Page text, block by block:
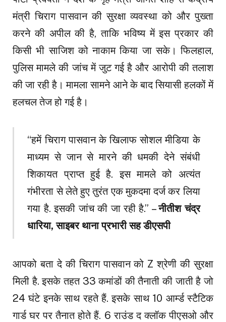
मंत्री चिराग पासवान की सुरक्षा व्यवस्था को और पुख्ता
करने की अपील की है, ताकि भविष्य में इस प्रकार की
किसी भी साजिश को नाकाम किया जा सके। फिलहाल,
पुलिस मामले की जांच में जुट गई है और आरोपी की तलाश
की जा रही है। मामला सामने आने के बाद सियासी हलकों में
हलचल तेज हो गई है।
“हमें चिराग पासवान के खिलाफ सोशल मीडिया के
माध्यम से जान से मारने की धमकी देने संबंधी
शिकायत प्राप्त हुई है. इस मामले को अत्यंत
गंभीरता से लेते हुए तुरंत एक मुकदमा दर्ज कर लिया
गया है. इसकी जांच की जा रही है.” –नीतीश चंद्र
धारिया, साइबर थाना प्रभारी सह डीएसपी
आपको बता दे की चिराग पासवान को Z श्रेणी की सुरक्षा
मिली है. इसके तहत 33 कमांडों की तैनाती की जाती है जो
24 घंटे इनके साथ रहते हैं. इसके साथ 10 आर्म्ड स्टैटिक
गार्ड घर पर तैनात होते हैं. 6 राउंड द क्लॉक पीएसओ और